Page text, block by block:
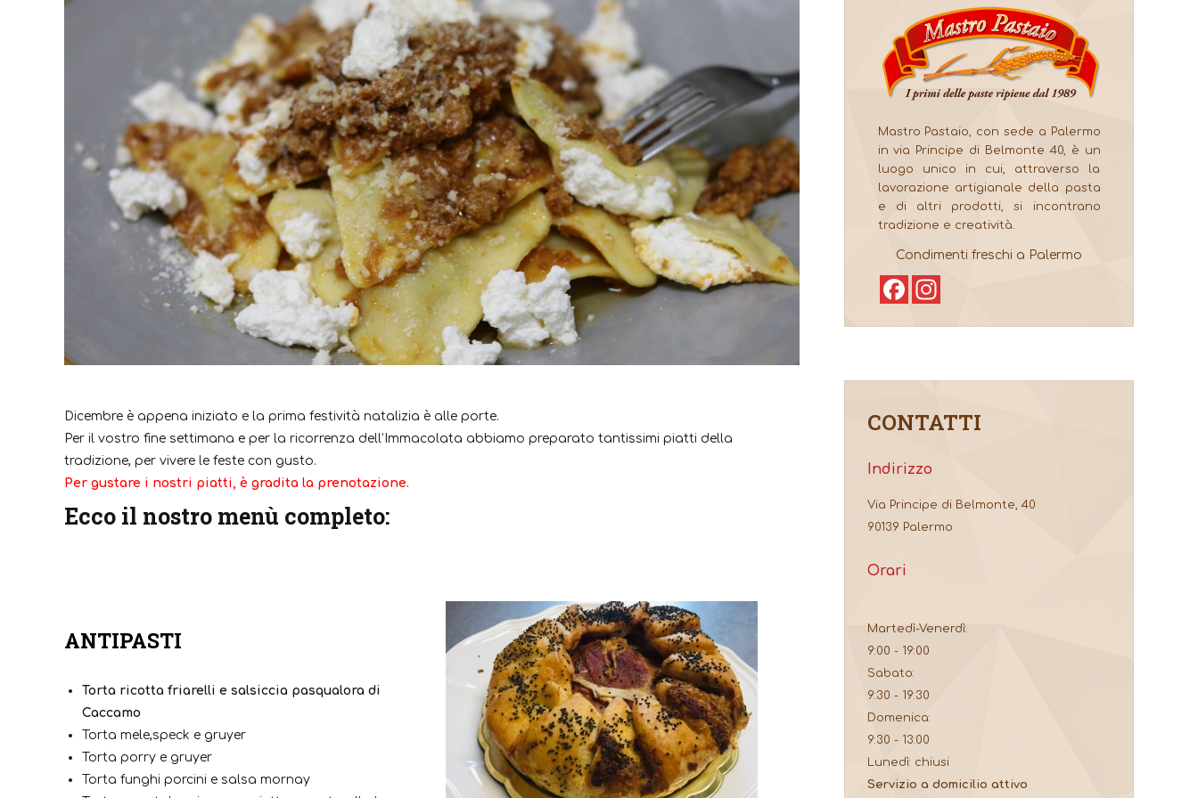
Dicembre è appena iniziato e la prima festività natalizia è alle porte.
Per il vostro fine settimana e per la ricorrenza dell’Immacolata abbiamo preparato tantissimi piatti della
tradizione, per vivere le feste con gusto.
Per gustare i nostri piatti, è gradita la prenotazione.
Ecco il nostro menù completo:
ANTIPASTI
Torta ricotta friarelli e salsiccia pasqualora di
Caccamo
Torta mele,speck e gruyer
Torta porry e gruyer
Torta funghi porcini e salsa mornay
Mastro Pastaio, con sede a Palermo
in via Principe di Belmonte 40, è un
luogo unico in cui, attraverso la
lavorazione artigianale della pasta
e di altri prodotti, si incontrano
tradizione e creatività.
Condimenti freschi a Palermo
Facebook
CONTATTI
Indirizzo
Via Principe di Belmonte, 40
90139 Palermo
Orari
Martedì-Venerdì:
9:00 - 19:00
Sabato:
9:30 - 19:30
Domenica:
9:30 - 13:00
Lunedì: chiusi
Servizio a domicilio attivo